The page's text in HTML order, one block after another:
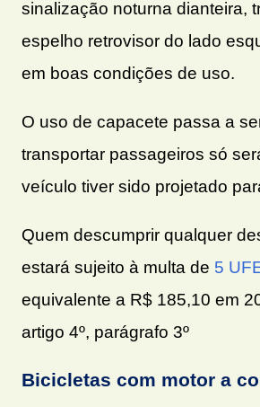
sinalização noturna dianteira,
espelho retrovisor do lado
em boas condições de uso.
O uso de capacete passa a
transportar passageiros só
veículo tiver sido projetado
Quem descumprir qualquer
estará sujeito à multa de 5
equivalente a R$ 185,10 em
artigo 4º, parágrafo 3º
Bicicletas com motor a